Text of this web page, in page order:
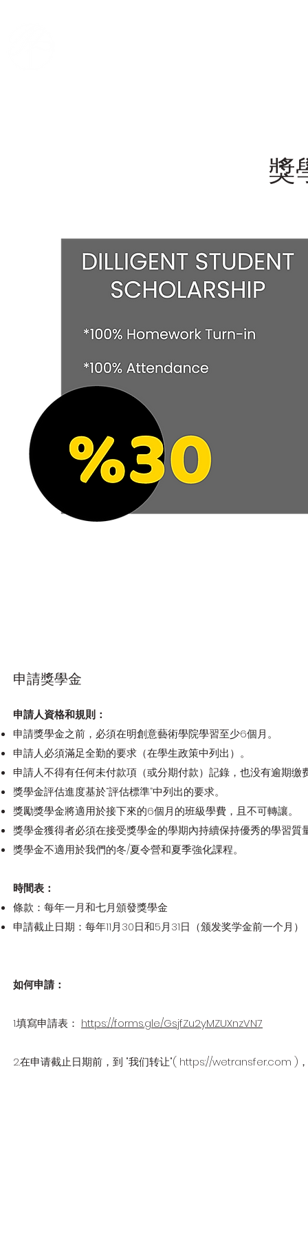
獎
申請獎學金
申請人資格和規則：
申請獎學金之前，必須在明創意藝術學院學習至少6個月。
申請人必須滿足全勤的要求（在學生政策中列出）。
申請人不得有任何未付款項（或分期付款）記錄，也没有逾期缴
獎學金評估進度基於“評估標準”中列出的要求。
獎勵獎學金將適用於接下來的6個月的班級學費，且不可轉讓。
獎學金獲得者必須在接受獎學金的學期內持續保持優秀的學習
獎學金不適用於我們的冬/夏令營和夏季強化課程。
時間表：
條款：每年一月和七月頒發獎學金
申請截止日期：每年11月30日和5月31日（颁发奖学金前一个月）
如何申請：
1.填寫申請表： https://forms.gle/GsjfZu2yMZUXnzVN7
2.在申请截止日期前，到 "我们转让"( https://wetransfer.com )